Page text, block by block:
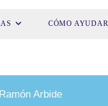
CÓMO AYUDAR
Arbide